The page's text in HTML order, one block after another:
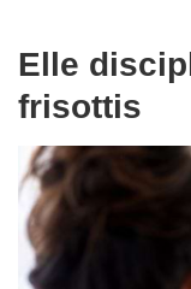
Elle
frisottis